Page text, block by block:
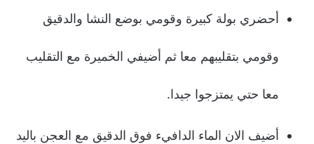
أحضري بولة كبيرة وقومي بوضع النشا والدقيق
وقومي بتقليبهم معا ثم أضيفي الخميرة مع التقليب
معا حتي يمتزجوا جيدا.
أضيف الان الماء الدافيء فوق الدقيق مع العجن باليد